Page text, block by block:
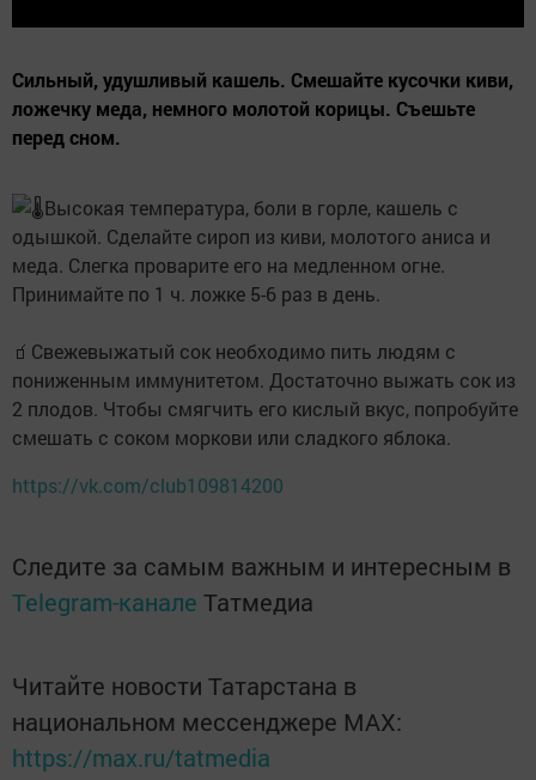
Сильный, удушливый кашель. Смешайте кусочки киви,
ложечку меда, немного молотой корицы. Съешьте
перед сном.
Высокая температура, боли в горле, кашель с
одышкой. Сделайте сироп из киви, молотого аниса и
меда. Слегка проварите его на медленном огне.
Принимайте по 1 ч. ложке 5-6 раз в день.
🧃Свежевыжатый сок необходимо пить людям с
пониженным иммунитетом. Достаточно выжать сок из
2 плодов. Чтобы смягчить его кислый вкус, попробуйте
смешать с соком моркови или сладкого яблока.
https://vk.com/club109814200
Следите за самым важным и интересным в
Telegram-канале Татмедиа
Читайте новости Татарстана в
национальном мессенджере MАХ:
https://max.ru/tatmedia